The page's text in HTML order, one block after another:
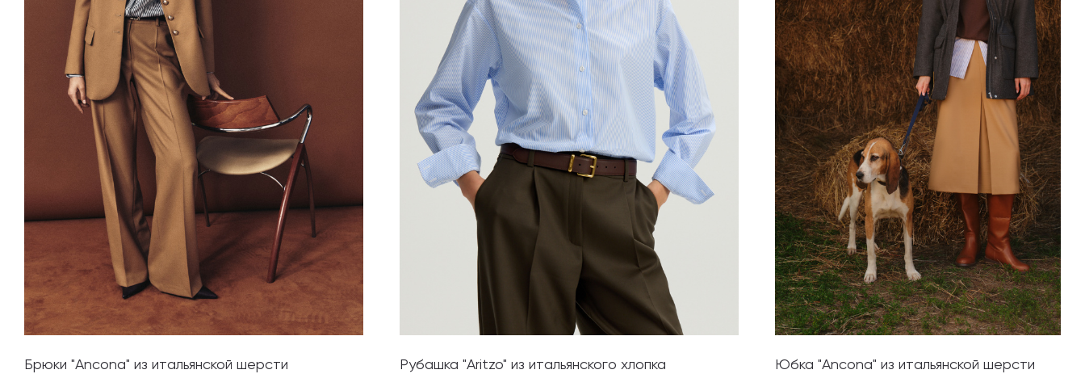
Брюки "Ancona" из итальянской шерсти Рубашка "Aritzo" из итальянского хлопка Юбка "Ancona" из итальянской шерсти